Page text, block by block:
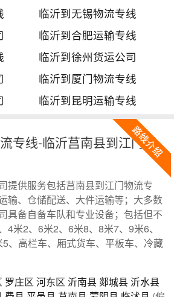
临沂到无锡物流专线
临沂到合肥运输专线
临沂到徐州货运公司
临沂到厦门物流专线
临沂到昆明运输专线
专线-临沂莒南县到江门货
提供服务包括莒南县到江门物流专
输、仓储配送、大件运输等；大多数
具备自备车队和专业设备；包括但不
4米2、6米2、6米8、8米7、9米6、
、高栏车、厢式货车、平板车、冷藏
罗庄区 河东区 沂南县 郯城县 沂水县